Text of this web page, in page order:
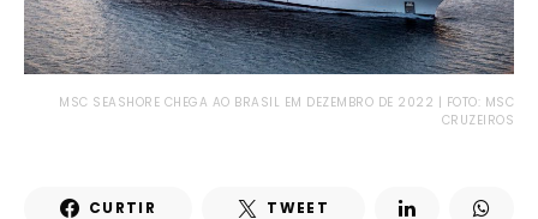
MSC SEASHORE CHEGA AO BRASIL EM DEZEMBRO DE 2022 | FOTO: MSC
CRUZEIROS
CURTIR TWEET